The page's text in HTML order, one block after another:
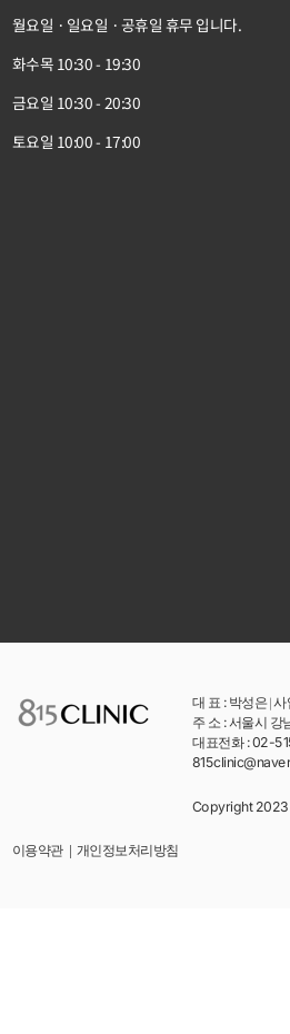
월요일 · 일요일 · 공휴일 휴무 입니다.
화수목 10:30 - 19:30
금요일 10:30 - 20:30
토요일 10:00 - 17:00
대 표 : 박성은|사
주 소 : 서울시
대표전화 : 02-
Copyright
이용약관 | 개인정보처리방침